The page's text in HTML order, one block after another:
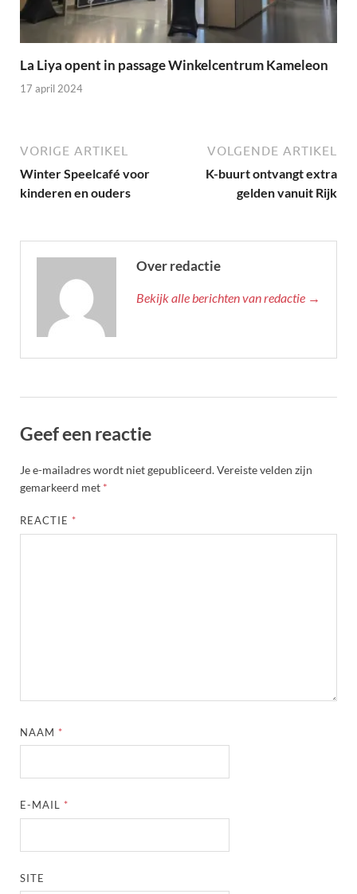
La Liya opent in passage Winkelcentrum Kameleon
17 april 2024
VORIGE ARTIKEL
Winter Speelcafé voor
kinderen en ouders
VOLGENDE ARTIKEL
K-buurt ontvangt extra
gelden vanuit Rijk
Over redactie
Bekijk alle berichten van redactie →
Geef een reactie
Je e-mailadres wordt niet gepubliceerd.Vereiste velden zijn
gemarkeerd met *
REACTIE *
NAAM *
E-MAIL *
SITE